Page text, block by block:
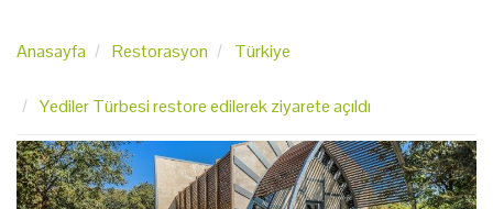
Anasayfa Restorasyon Türkiye
Yediler Türbesi restore edilerek ziyarete açıldı